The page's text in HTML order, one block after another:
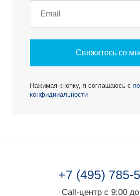
Свяжитесь со
Нажимая кнопку, я соглашаюсь с
конфидииальности
+7 (495) 785-
Call-центр с 9:00